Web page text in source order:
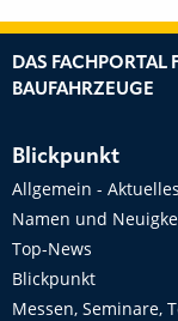
DAS FACHPORTAL
BAUFAHRZEUGE
Blickpunkt
Allgemein - Aktuelles
Namen und
Top-News
Blickpunkt
Messen, Seminare,